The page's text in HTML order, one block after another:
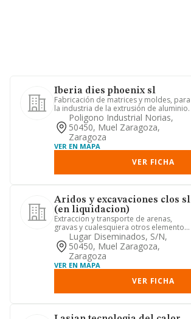
Iberia dies phoenix sl
Fabricación de matrices y moldes, para
la industria de la extrusión de aluminio.
Poligono Industrial Norias,
50450, Muel Zaragoza,
Zaragoza
VER EN MAPA
VER FICHA
Aridos y excavaciones clos sl
(en liquidacion)
Extraccion y transporte de arenas,
gravas y cualesquiera otros elementos
naturales para la construc...
Lugar Diseminados, S/n,
50450, Muel Zaragoza,
Zaragoza
VER EN MAPA
VER FICHA